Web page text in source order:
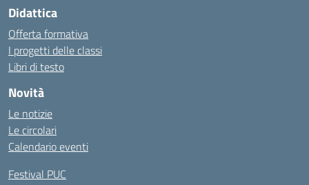
Didattica
Offerta formativa
I progetti delle classi
Libri di testo
Novità
Le notizie
Le circolari
Calendario eventi
Festival PUC